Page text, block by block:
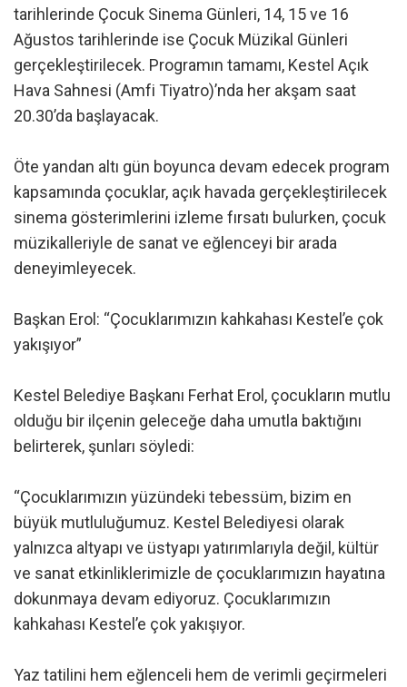
tarihlerinde Çocuk Sinema Günleri, 14, 15 ve 16
Ağustos tarihlerinde ise Çocuk Müzikal Günleri
gerçekleştirilecek. Programın tamamı, Kestel Açık
Hava Sahnesi (Amfi Tiyatro)’nda her akşam saat
20.30’da başlayacak.
Öte yandan altı gün boyunca devam edecek program
kapsamında çocuklar, açık havada gerçekleştirilecek
sinema gösterimlerini izleme fırsatı bulurken, çocuk
müzikalleriyle de sanat ve eğlenceyi bir arada
deneyimleyecek.
Başkan Erol: “Çocuklarımızın kahkahası Kestel’e çok
yakışıyor”
Kestel Belediye Başkanı Ferhat Erol, çocukların mutlu
olduğu bir ilçenin geleceğe daha umutla baktığını
belirterek, şunları söyledi:
“Çocuklarımızın yüzündeki tebessüm, bizim en
büyük mutluluğumuz. Kestel Belediyesi olarak
yalnızca altyapı ve üstyapı yatırımlarıyla değil, kültür
ve sanat etkinliklerimizle de çocuklarımızın hayatına
dokunmaya devam ediyoruz. Çocuklarımızın
kahkahası Kestel’e çok yakışıyor.
Yaz tatilini hem eğlenceli hem de verimli geçirmeleri